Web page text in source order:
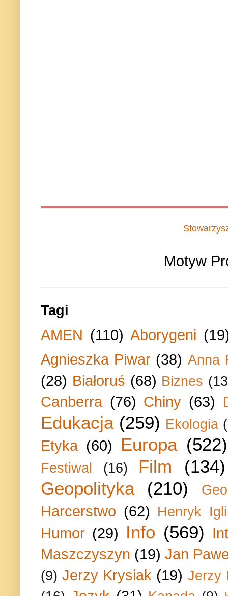
Motyw
Tagi
AMEN (110) Aborygeni
Agnieszka Piwar (38) Anna
(28) Białoruś (68) Biznes
Canberra (76) Chiny (63)
Edukacja (259) Ekologia
Etyka (60) Europa (522)
Festiwal (16) Film
(134)
Geopolityka
(210)
Harcerstwo (62) Henryk
Humor (29) Info (569)
Maszczyszyn (19) Jan
(9) Jerzy Krysiak (19) Jerzy